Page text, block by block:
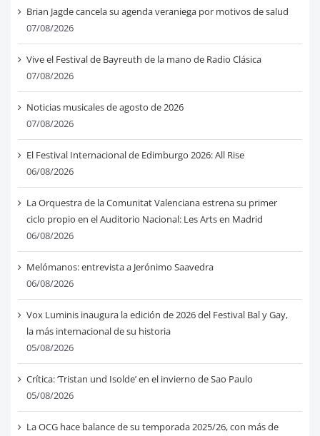
Brian Jagde cancela su agenda veraniega por motivos de salud
07/08/2026
Vive el Festival de Bayreuth de la mano de Radio Clásica
07/08/2026
Noticias musicales de agosto de 2026
07/08/2026
El Festival Internacional de Edimburgo 2026: All Rise
06/08/2026
La Orquestra de la Comunitat Valenciana estrena su primer
ciclo propio en el Auditorio Nacional: Les Arts en Madrid
06/08/2026
Melómanos: entrevista a Jerónimo Saavedra
06/08/2026
Vox Luminis inaugura la edición de 2026 del Festival Bal y Gay,
la más internacional de su historia
05/08/2026
Crítica: ‘Tristan und Isolde’ en el invierno de Sao Paulo
05/08/2026
La OCG hace balance de su temporada 2025/26, con más de